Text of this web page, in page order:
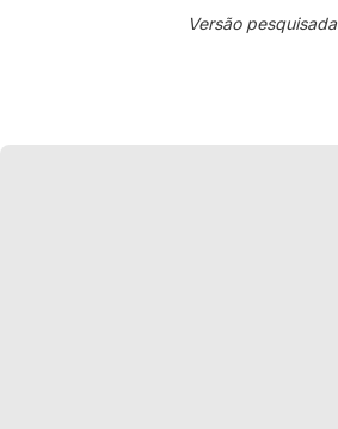
Versão pesquisada